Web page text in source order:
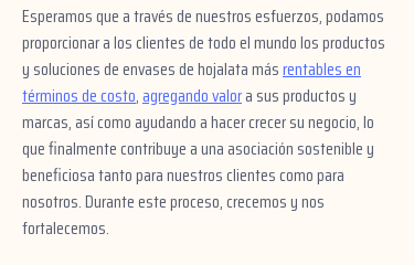
Esperamos que a través de nuestros esfuerzos, podamos
proporcionar a los clientes de todo el mundo los productos
y soluciones de envases de hojalata másrentables en
términos de costo,agregando valora sus productos y
marcas, así como ayudando a hacer crecer su negocio, lo
que finalmente contribuye a una asociación sostenible y
beneficiosa tanto para nuestros clientes como para
nosotros. Durante este proceso, crecemos y nos
fortalecemos.